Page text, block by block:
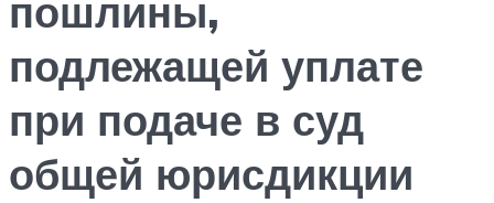
пошлины,
подлежащей уплате
при подаче в суд
общей юрисдикции